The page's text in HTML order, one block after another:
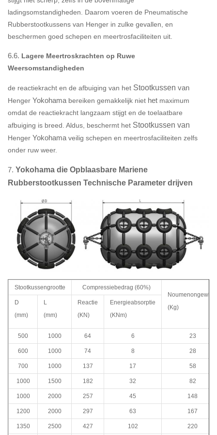
ladingsomstandigheden. Daarom voeren de Pneumatische
Rubberstootkussens van Henger in zulke gevallen, en
beschermen goed schepen en meertrosfaciliteiten uit.
6.6. Lagere Meertroskrachten op Ruwe
Weersomstandigheden
de reactiekracht en de afbuiging van het Stootkussen van
Henger Yokohama bereiken gemakkelijk niet het maximum
omdat de reactiekracht langzaam stijgt en de toelaatbare
afbuiging is breed. Aldus, beschermt het Stootkussen van
Henger Yokohama veilig schepen en meertrosfaciliteiten zelfs
onder ruw weer.
7. Yokohama die Opblaasbare Mariene
Rubberstootkussen Technische Parameter drijven
Stootkussengrootte
Compressiebedrag (60%)
Noumenongewicht
(Kg)
D
(mm)
L
(mm)
Reactie
(KN)
Energieabsorptie
(KNm)
500 1000 64 6 23
600 1000 74 8 28
700 1000 137 17 58
1000 1500 182 32 82
1000 2000 257 45 148
1200 2000 297 63 167
1350 2500 427 102 220